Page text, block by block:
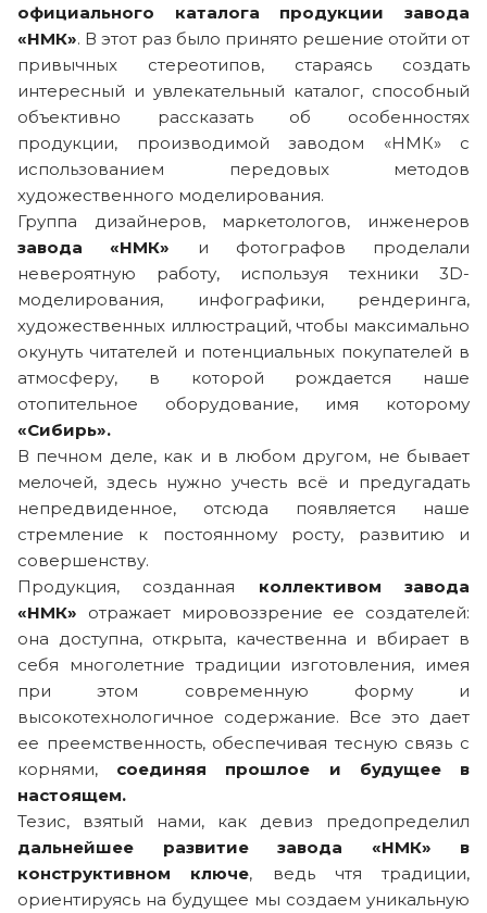
официального каталога продукции завода
«НМК». В этот раз было принято решение отойти от
привычных стереотипов, стараясь создать
интересный и увлекательный каталог, способный
объективно рассказать об особенностях
продукции, производимой заводом «НМК» с
использованием передовых методов
художественного моделирования.
Группа дизайнеров, маркетологов, инженеров
завода «НМК» и фотографов проделали
невероятную работу, используя техники 3D-
моделирования, инфографики, рендеринга,
художественных иллюстраций, чтобы максимально
окунуть читателей и потенциальных покупателей в
атмосферу, в которой рождается наше
отопительное оборудование, имя которому
«Сибирь».
В печном деле, как и в любом другом, не бывает
мелочей, здесь нужно учесть всё и предугадать
непредвиденное, отсюда появляется наше
стремление к постоянному росту, развитию и
совершенству.
Продукция, созданная коллективом завода
«НМК» отражает мировоззрение ее создателей:
она доступна, открыта, качественна и вбирает в
себя многолетние традиции изготовления, имея
при этом современную форму и
высокотехнологичное содержание. Все это дает
ее преемственность, обеспечивая тесную связь с
корнями, соединяя прошлое и будущее в
настоящем.
Тезис, взятый нами, как девиз предопределил
дальнейшее развитие завода «НМК» в
конструктивном ключе, ведь чтя традиции,
ориентируясь на будущее мы создаем уникальную